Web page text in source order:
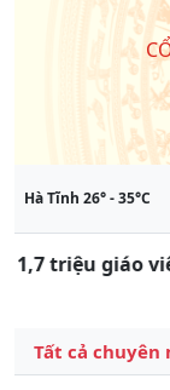
Hà Tĩnh 26° -35°C
1,7 triệu giáo
Tất cả chuyên